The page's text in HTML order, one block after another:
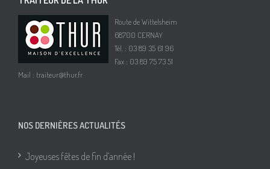
Route de Wittelsheim
68700 CERNAY
Tél. : 03 89 35 61 96
Fax : 03 89 75 73 51
Mail : traiteur@thur.fr
NOS DERNIÈRES ACTUALITÉS
Joyeuses fêtes de fin d’année !